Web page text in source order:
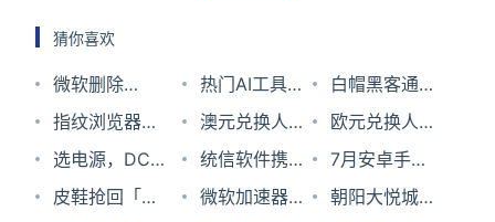
猜你喜欢
微软删除
Shai-Hulud蠕
虫病毒开源库
相关账号也被
热门AI工具
OpenClaw出
现高危安全漏
洞 请立即升级
白帽黑客通过
大量GPU枚举
4500万亿个
偏移值帮助客
指纹浏览器
(AdsPower)
遭到攻击 加密
澳元兑换人民
币汇率2023
年12月27日
欧元兑换人民
币汇率2023
年7月7日
选电源，DC-
DC真的包打
统信软件携手
英特尔打造超
7月安卓手机
好评榜出炉：
皮鞋抢回「消
微软加速器十
朝阳大悦城：